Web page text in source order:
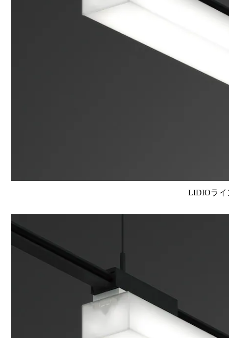
LIDIOライ